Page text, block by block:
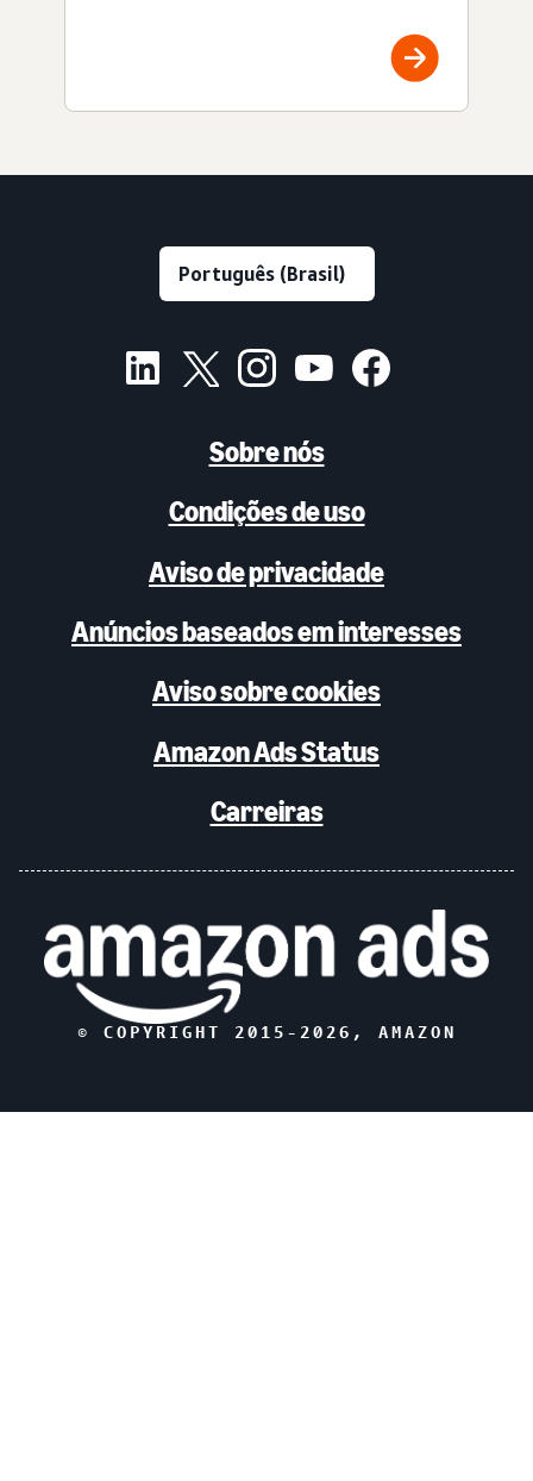
Sobre nós
Condições de uso
Aviso de privacidade
Anúncios baseados em interesses
Aviso sobre cookies
Amazon Ads Status
Carreiras
© COPYRIGHT 2015- 2026 , AMAZON